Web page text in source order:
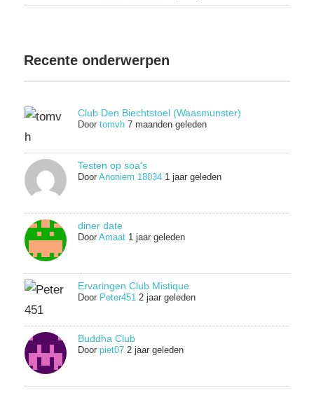
Recente onderwerpen
Club Den Biechtstoel (Waasmunster)
Door tomvh 7 maanden geleden
Testen op soa's
Door Anoniem 18034 1 jaar geleden
diner date
Door Amaat 1 jaar geleden
Ervaringen Club Mistique
Door Peter451 2 jaar geleden
Buddha Club
Door piet07 2 jaar geleden